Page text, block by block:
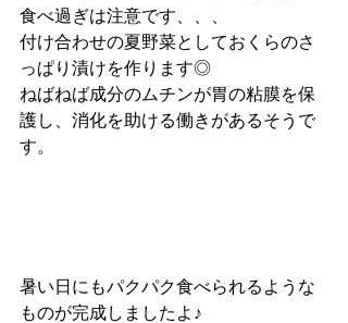
食べ過ぎは注意です、、、
付け合わせの夏野菜としておくらのさ
っぱり漬けを作ります◎
ねばねば成分のムチンが胃の粘膜を保
護し、消化を助ける働きがあるそうで
す。
暑い日にもパクパク食べられるような
ものが完成しましたよ♪